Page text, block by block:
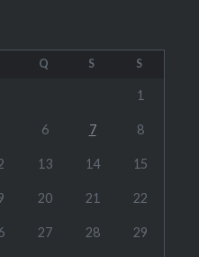
Q S S
1
6 7 8
13 14 15
20 21 22
27 28 29